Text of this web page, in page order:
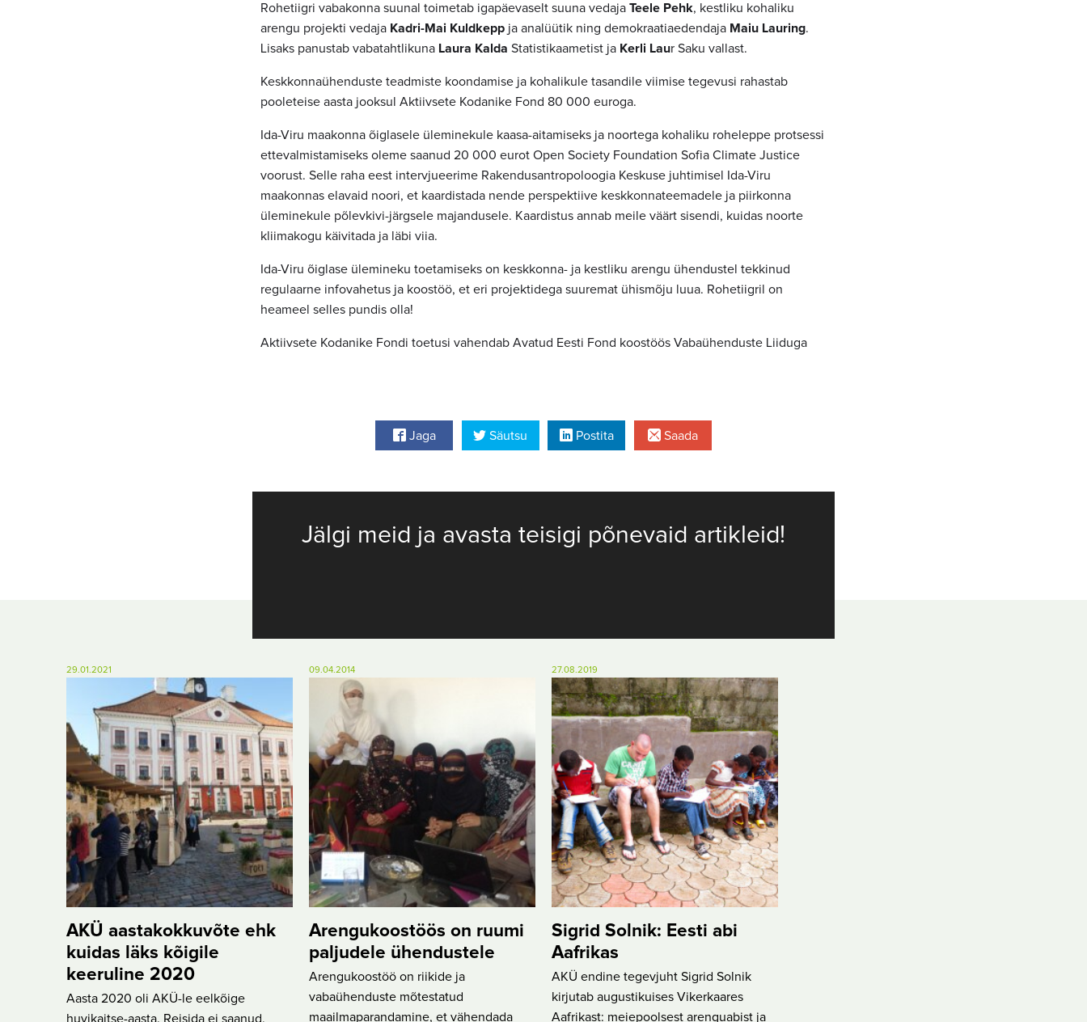
Rohetiigri vabakonna suunal toimetab igapäevaselt suuna vedaja Teele Pehk, kestliku kohaliku
arengu projekti vedaja Kadri-Mai Kuldkepp ja analüütik ning demokraatiaedendaja Maiu Lauring.
Lisaks panustab vabatahtlikuna Laura Kalda Statistikaametist ja Kerli Laur Saku vallast.
Keskkonnaühenduste teadmiste koondamise ja kohalikule tasandile viimise tegevusi rahastab
pooleteise aasta jooksul Aktiivsete Kodanike Fond 80 000 euroga.
Ida-Viru maakonna õiglasele üleminekule kaasa-aitamiseks ja noortega kohaliku roheleppe protsessi
ettevalmistamiseks oleme saanud 20 000 eurot Open Society Foundation Sofia Climate Justice
voorust. Selle raha eest intervjueerime Rakendusantropoloogia Keskuse juhtimisel Ida-Viru
maakonnas elavaid noori, et kaardistada nende perspektiive keskkonnateemadele ja piirkonna
üleminekule põlevkivi-järgsele majandusele. Kaardistus annab meile väärt sisendi, kuidas noorte
kliimakogu käivitada ja läbi viia.
Ida-Viru õiglase ülemineku toetamiseks on keskkonna- ja kestliku arengu ühendustel tekkinud
regulaarne infovahetus ja koostöö, et eri projektidega suuremat ühismõju luua. Rohetiigril on
heameel selles pundis olla!
Aktiivsete Kodanike Fondi toetusi vahendab Avatud Eesti Fond koostöös Vabaühenduste Liiduga
Jaga Säutsu Postita Saada
Jälgi meid ja avasta teisigi põnevaid artikleid!
29.01.2021
AKÜ aastakokkuvõte ehk
kuidas läks kõigile
keeruline 2020
Aasta 2020 oli AKÜ-le eelkõige
huvikaitse-aasta. Reisida ei saanud,
09.04.2014
Arengukoostöös on ruumi
paljudele ühendustele
Arengukoostöö on riikide ja
vabaühenduste mõtestatud
maailmaparandamine, et vähendada
27.08.2019
Sigrid Solnik: Eesti abi
Aafrikas
AKÜ endine tegevjuht Sigrid Solnik
kirjutab augustikuises Vikerkaares
Aafrikast: meiepoolsest arenguabist ja